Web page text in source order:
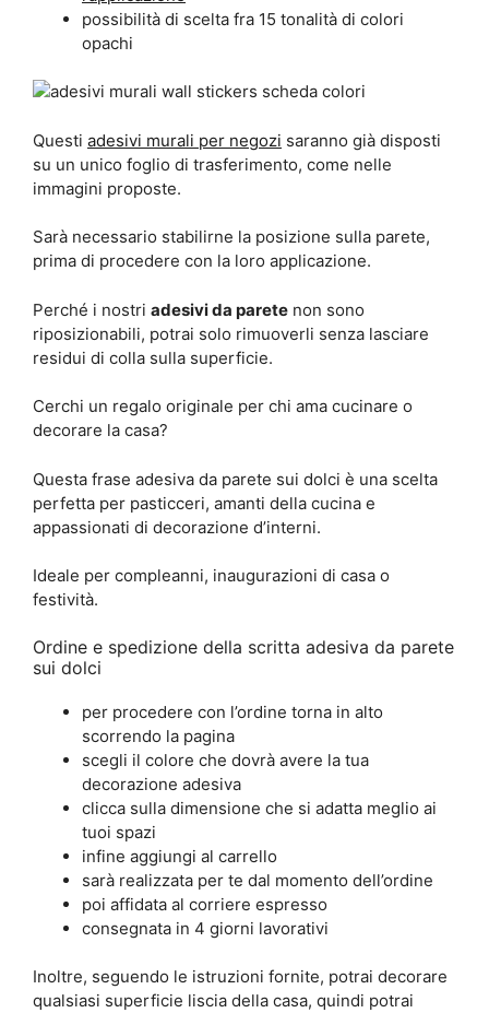
possibilità di scelta fra 15 tonalità di colori
opachi
Questi adesivi murali per negozi saranno già disposti
su un unico foglio di trasferimento, come nelle
immagini proposte.
Sarà necessario stabilirne la posizione sulla parete,
prima di procedere con la loro applicazione.
Perché i nostri adesivi da parete non sono
riposizionabili, potrai solo rimuoverli senza lasciare
residui di colla sulla superficie.
Cerchi un regalo originale per chi ama cucinare o
decorare la casa?
Questa frase adesiva da parete sui dolci è una scelta
perfetta per pasticceri, amanti della cucina e
appassionati di decorazione d’interni.
Ideale per compleanni, inaugurazioni di casa o
festività.
Ordine e spedizione della scritta adesiva da parete
sui dolci
per procedere con l’ordine torna in alto
scorrendo la pagina
scegli il colore che dovrà avere la tua
decorazione adesiva
clicca sulla dimensione che si adatta meglio ai
tuoi spazi
infine aggiungi al carrello
sarà realizzata per te dal momento dell’ordine
poi affidata al corriere espresso
consegnata in 4 giorni lavorativi
Inoltre, seguendo le istruzioni fornite, potrai decorare
qualsiasi superficie liscia della casa, quindi potrai